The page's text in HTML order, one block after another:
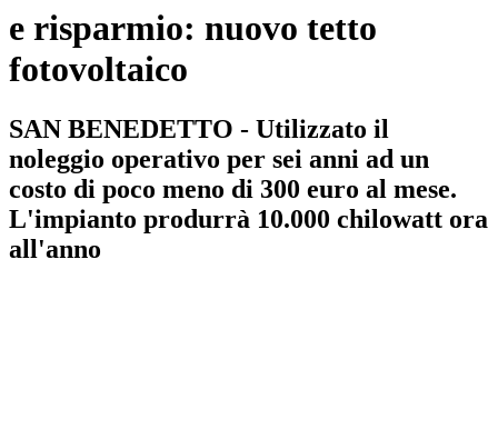
e risparmio: nuovo tetto
fotovoltaico
SAN BENEDETTO - Utilizzato il
noleggio operativo per sei anni ad un
costo di poco meno di 300 euro al mese.
L'impianto produrrà 10.000 chilowatt ora
all'anno